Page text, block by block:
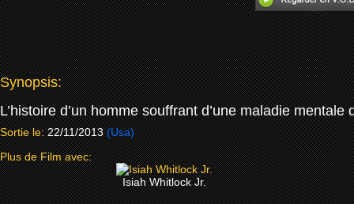
Synopsis:
L’histoire d’un homme souffrant d’une maladie
Sortie le: 22/11/2013 (Usa)
Plus de Film avec:
Isiah Whitlock Jr.